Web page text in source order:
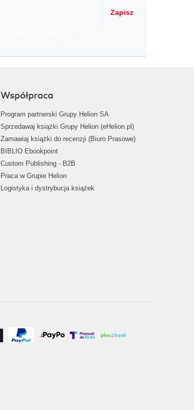
Zapisz
Współpraca
Program partnerski Grupy Helion SA
Sprzedawaj książki Grupy Helion (eHelion.pl)
Zamawiaj książki do recenzji (Biuro Prasowe)
BIBLIO Ebookpoint
Custom Publishing - B2B
Praca w Grupie Helion
Logistyka i dystrybucja książek